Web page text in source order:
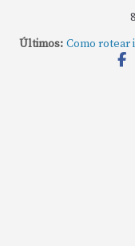
Últimos: Como rotear